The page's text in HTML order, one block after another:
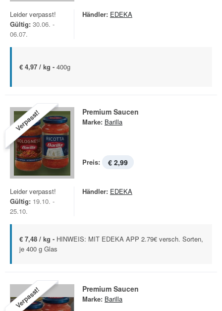
Leider verpasst!
Gültig: 30.06. -
06.07.
Händler: EDEKA
€ 4,97 / kg - 400g
Verpasst! Premium Saucen
Marke: Barilla
Preis: € 2,99
Leider verpasst!
Gültig: 19.10. -
25.10.
Händler: EDEKA
€ 7,48 / kg - HINWEIS: MIT EDEKA APP 2.79€ versch. Sorten,
je 400 g Glas
Verpasst! Premium Saucen
Marke: Barilla